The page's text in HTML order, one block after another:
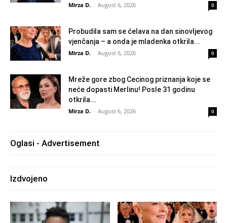
Mirza D. - August 6, 2026 0
Probudila sam se ćelava na dan sinovljevog
vjenčanja – a onda je mladenka otkrila...
Mirza D. - August 6, 2026 0
Mreže gore zbog Cecinog priznanja koje se
neće dopasti Merlinu! Posle 31 godinu
otkrila...
Mirza D. - August 6, 2026 0
Oglasi - Advertisement
Izdvojeno